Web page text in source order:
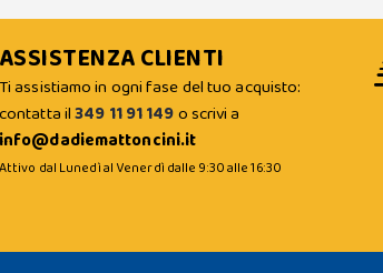
ASSISTENZA CLIENTI
Ti assistiamo in ogni fase del tuo acquisto:
contatta il349 11 91 149o scrivi a
info@dadiemattoncini.it
Attivo dal Lunedì al Venerdì dalle 9:30 alle 16:30